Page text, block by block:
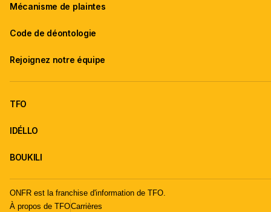
Mécanisme de plaintes
Code de déontologie
Rejoignez notre équipe
TFO
IDÉLLO
BOUKILI
ONFR est la franchise d'information de TFO.
À propos de TFOCarrières